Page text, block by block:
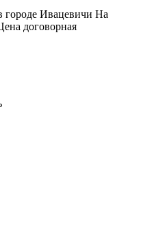
городе Ивацевичи На
договорная